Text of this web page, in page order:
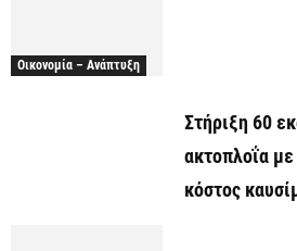
Οικονομία – Ανάπτυξη
Στήριξη 60
ακτοπλοΐα
κόστος